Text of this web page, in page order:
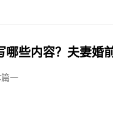
哪些内容？夫妻婚
一